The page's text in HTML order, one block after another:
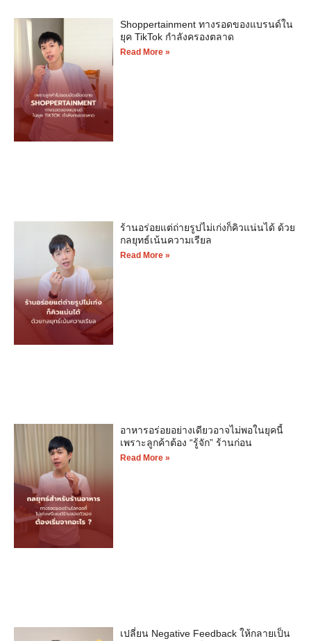
Shoppertainment ทางรอดของแบรนด์ใน
ยุค TikTok กำลังครองตลาด
Read More »
ร้านอร่อยแต่ถ่ายรูปไม่เก่งก็คิวแน่นได้ ด้วย
กลยุทธ์เน้นความเรียล
Read More »
อาหารอร่อยอย่างเดียวอาจไม่พอในยุคนี้
เพราะลูกค้าต้อง “รู้จัก” ร้านก่อน
Read More »
เปลี่ยน Negative Feedback ให้กลายเป็น